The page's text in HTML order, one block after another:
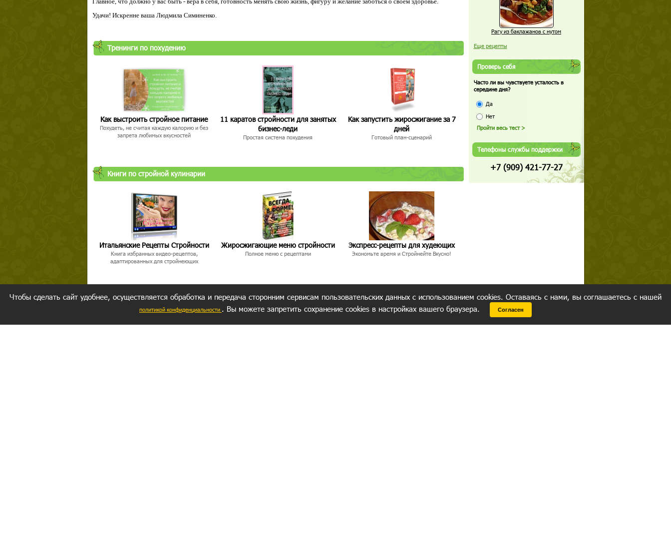
Удачи! Искренне ваша Людмила Симиненко.
Тренинги по похудению
Как выстроить стройное питание
Похудеть, не считая каждую калорию и без
запрета любимых вкусностей
11 каратов стройности для занятых
бизнес-леди
Простая система похудения
Как запустить жиросжигание за 7
дней
Готовый план-сценарий
Книги по стройной кулинарии
Итальянские Рецепты Стройности
Книга избранных видео-рецептов,
адаптированных для стройнеющих
Жиросжигающие меню стройности
Полное меню с рецептами
Экспресс-рецепты для худеющих
Экономьте время и Стройнейте Вкусно!
Рагу из баклажанов с нутом
Еще рецепты
Проверь себя
Часто ли вы чувствуете усталость в
середине дня?
Да
Нет
Телефоны службы поддержки
+7 (909) 421-77-27
Чтобы сделать сайт удобнее, осуществляется обработка и передача сторонним сервисам пользовательских данных с использованием cookies. Оставаясь с нами, вы соглашаетесь с нашей
политикой конфиденциальности . Вы можете запретить сохранение cookies в настройках вашего браузера. Согласен